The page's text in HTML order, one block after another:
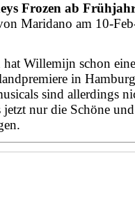
Frozen ab
Maridano am 10-
hat Willemijn schon
in
sind allerdings
nur die Schöne